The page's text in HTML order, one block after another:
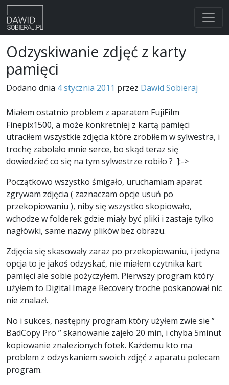
to
content
Odzyskiwanie zdjęć z karty
pamięci
Dodano dnia 4 stycznia 2011 przez Dawid Sobieraj
Miałem ostatnio problem z aparatem FujiFilm
Finepix1500, a może konkretniej z kartą pamięci
utraciłem wszystkie zdjęcia które zrobiłem w sylwestra, i
trochę zabolało mnie serce, bo skąd teraz się
dowiedzieć co się na tym sylwestrze robiło ? ]:->
Początkowo wszystko śmigało, uruchamiam aparat
zgrywam zdjęcia ( zaznaczam opcje usuń po
przekopiowaniu ), niby się wszystko skopiowało,
wchodze w folderek gdzie miały być pliki i zastaje tylko
nagłówki, same nazwy plików bez obrazu.
Zdjęcia się skasowały zaraz po przekopiowaniu, i jedyna
opcja to je jakoś odzyskać, nie miałem czytnika kart
pamięci ale sobie pożyczyłem. Pierwszy program który
użyłem to Digital Image Recovery troche poskanował nic
nie znalazł.
No i sukces, następny program który użyłem zwie sie ”
BadCopy Pro ” skanowanie zajeło 20 min, i chyba 5minut
kopiowanie znalezionych fotek. Każdemu kto ma
problem z odzyskaniem swoich zdjęć z aparatu polecam
program.